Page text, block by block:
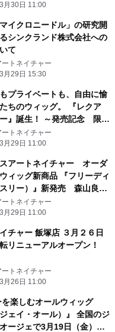
月30日 11:00
マイクロニードル」の研究開
シンクランド株式会社への
て
トネイチャー
月29日 15:30
プライベートも、自由に愉
ちのウィッグ。 『レクア
』誕生！ ～発売記念 限定
台10万円（税込）～
トネイチャー
月29日 11:00
アートネイチャー オーダ
ィッグ新商品 『フリーディ
リー）』新発売 森山良子
ミチコさん出演の新ＣＭ
演奏篇」を放送開始
トネイチャー
月29日 11:00
ー 飯塚店 ３月２６日
転リニューアルオープン！
トネイチャー
月26日 11:00
楽しむオールウィッグ
ェイ・オール）』 全国のジ
ージェで3月19日（金）新